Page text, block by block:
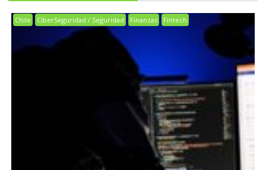
Chile CiberSeguridad / Seguridad Finanzas Fintech